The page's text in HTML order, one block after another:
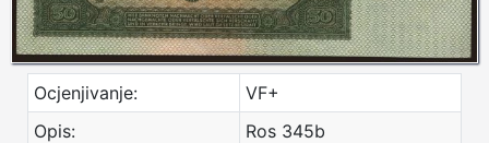
Ocjenjivanje:
VF+
Opis:
Ros 345b